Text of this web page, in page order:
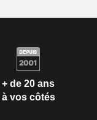
+ de 20 ans
à vos côtés